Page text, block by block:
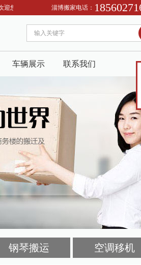
您，我们从事淄博及周边地区搬家服务，找淄博
淄博搬家电话：
车辆展示 联系我们
钢琴搬运 空调移机